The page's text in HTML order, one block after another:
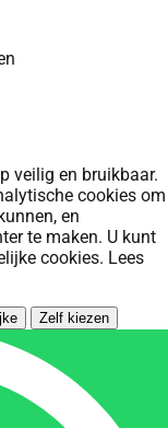
veilig en bruikbaar.
cookies om
en
te maken. U kunt
cookies. Lees
Zelf kiezen